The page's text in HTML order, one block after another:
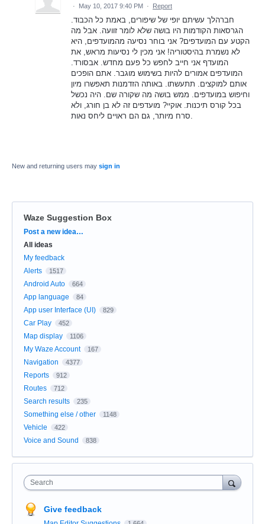
· May 10, 2017 9:40 PM · Report
חברהלך עשיתם יופי של שיפורים, באמת כל הכבוד.
הגרסאות הקודמות היו בושה שלא לומר זוועה. אבל מה
הקטע עם המועדפים? אני בוחר נסיעה מהמועדפים, היא
לא נשמרת בהיסטוריה! אני מכין לי נסיעות מראש, את
המועדף אני חייב לחפש כל פעם מחדש. אבסורד.
המועדפים אמורים להיות בשימוש מוגבר. אתם הופכים
אותם למוקצים. תתעשתו. באותה הזדמנות תאפשרו מיון
וחיפוש במועדפים. ממש בושה מה שקורה שם. היה נכשל
בכל קורס תיכנות. אוקיי? מועדפים זה לא בן חורג, ולא
New and returning users may sign in
Waze Suggestion Box
Categories
Post a new idea…
All ideas
My feedback
Alerts
1517
Android Auto 664
App language 84
App user Interface (UI) 829
Car Play 452
Map display 1106
My Waze Account 167
Navigation 4377
Reports 912
Routes 712
Search results 235
Something else / other 1148
Vehicle 422
Voice and Sound 838
Search
Give feedback